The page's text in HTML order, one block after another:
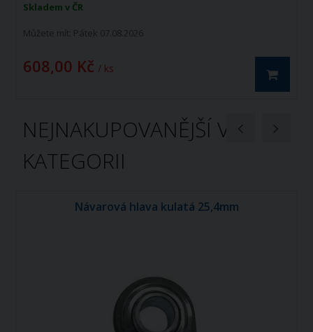
Skladem v ČR
Můžete mít: Pátek 07.08.2026
608,00 Kč / ks
NEJNAKUPOVANĚJŠÍ V
KATEGORII
Návarová hlava kulatá 25,4mm